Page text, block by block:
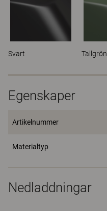
Svart Tallgrön
Egenskaper
Artikelnummer
Materialtyp
Nedladdningar